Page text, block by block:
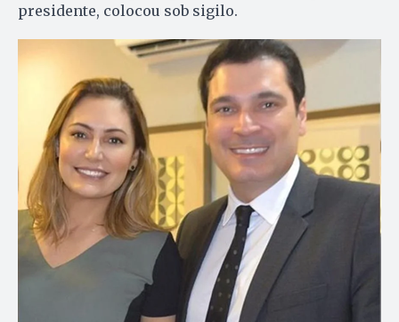
presidente, colocou sob sigilo.